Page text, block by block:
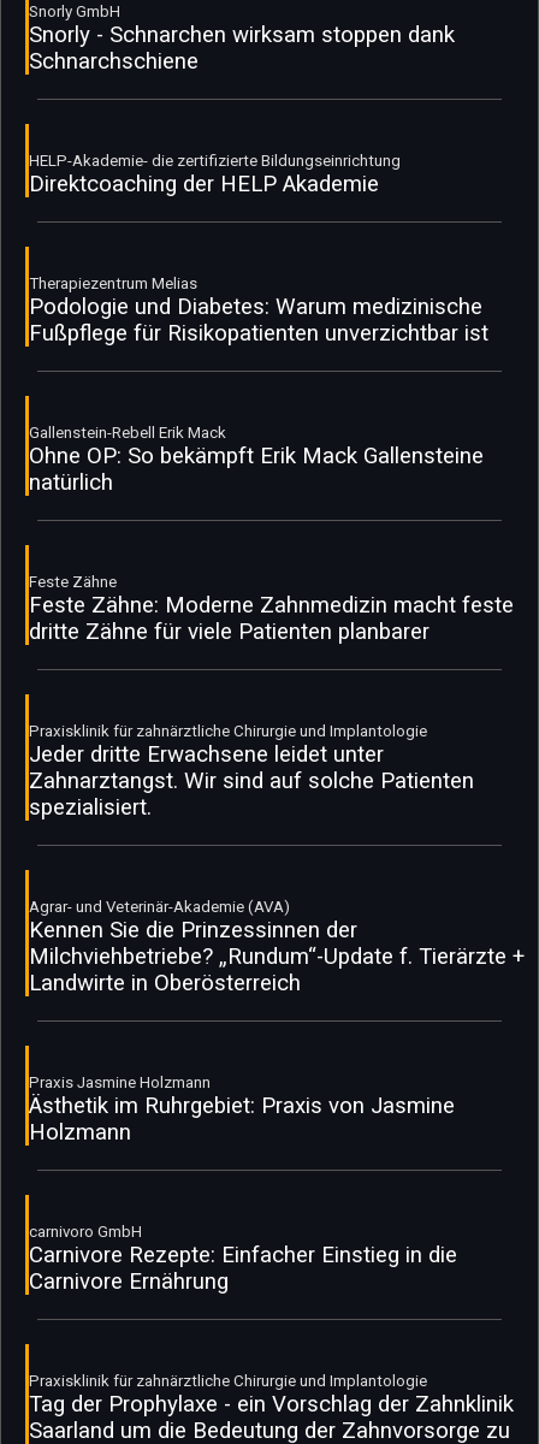
Snorly GmbH
Snorly - Schnarchen wirksam stoppen dank
Schnarchschiene
HELP-Akademie- die zertifizierte Bildungseinrichtung
Direktcoaching der HELP Akademie
Therapiezentrum Melias
Podologie und Diabetes: Warum medizinische
Fußpflege für Risikopatienten unverzichtbar ist
Gallenstein-Rebell Erik Mack
Ohne OP: So bekämpft Erik Mack Gallensteine
natürlich
Feste Zähne
Feste Zähne: Moderne Zahnmedizin macht feste
dritte Zähne für viele Patienten planbarer
Praxisklinik für zahnärztliche Chirurgie und Implantologie
Jeder dritte Erwachsene leidet unter
Zahnarztangst. Wir sind auf solche Patienten
spezialisiert.
Agrar- und Veterinär-Akademie (AVA)
Kennen Sie die Prinzessinnen der
Milchviehbetriebe? „Rundum“-Update f. Tierärzte +
Landwirte in Oberösterreich
Praxis Jasmine Holzmann
Ästhetik im Ruhrgebiet: Praxis von Jasmine
Holzmann
carnivoro GmbH
Carnivore Rezepte: Einfacher Einstieg in die
Carnivore Ernährung
Praxisklinik für zahnärztliche Chirurgie und Implantologie
Tag der Prophylaxe - ein Vorschlag der Zahnklinik
Saarland um die Bedeutung der Zahnvorsorge zu